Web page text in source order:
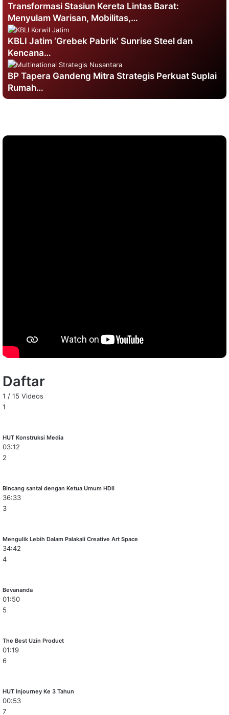
Transformasi Stasiun Kereta Lintas Barat:
Menyulam Warisan, Mobilitas,…
KBLI Jatim ‘Grebek Pabrik’ Sunrise Steel dan
Kencana…
BP Tapera Gandeng Mitra Strategis Perkuat Suplai
Rumah…
Daftar
1 / 15 Videos
1
HUT Konstruksi Media
03:12
2
Bincang santai dengan Ketua Umum HDII
36:33
3
Mengulik Lebih Dalam Palakali Creative Art Space
34:42
4
Bevananda
01:50
5
The Best Uzin Product
01:19
6
HUT Injourney Ke 3 Tahun
00:53
7